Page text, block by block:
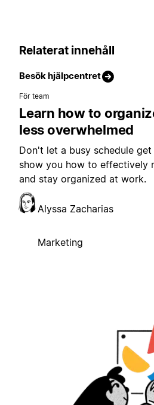
Relaterat innehåll
Besök hjälpcentret
För team
Learn how to
less overwhelmed
Don't let a busy schedule
show you how to effectively
and stay organized at work.
Alyssa Zacharias
Marketing